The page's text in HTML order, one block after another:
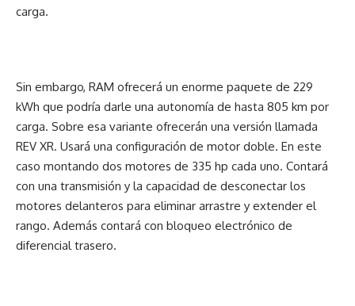
carga.
Sin embargo, RAM ofrecerá un enorme paquete de 229
kWh que podría darle una autonomía de hasta 805 km por
carga. Sobre esa variante ofrecerán una versión llamada
REV XR. Usará una configuración de motor doble. En este
caso montando dos motores de 335 hp cada uno. Contará
con una transmisión y la capacidad de desconectar los
motores delanteros para eliminar arrastre y extender el
rango. Además contará con bloqueo electrónico de
diferencial trasero.